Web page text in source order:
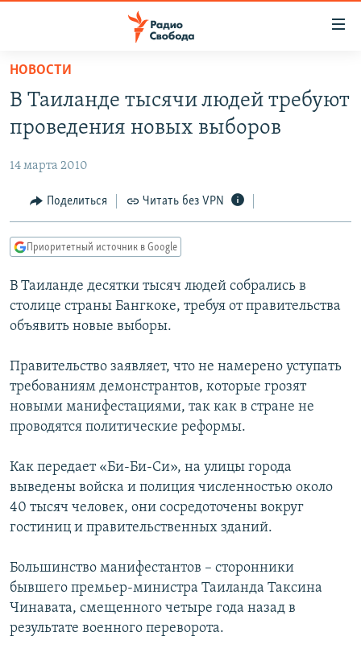
упрощенного
доступа
основному
Вернутся
главной
навигации
Вернутся
поиску
АВТОРСКИЕ ПРОЕКТЫ
ЦИТАТЫ СВОБОДЫ
МНЕНИЯ
IDEL.РЕАЛИИ
КАВКАЗ.РЕАЛИИ
СЕВЕР.РЕАЛИИ
РАСПИСАНИЕ ВЕЩАНИЯ
ПОДПИШИТЕСЬ НА РАССЫЛКУ
Все сайты РСЕ/РС
НОВОСТИ
В Таиланде тысячи людей требуют
проведения новых выборов
14 марта 2010
Поделиться Читать без VPN
Приоритетный источник в Google
В Таиланде десятки тысяч людей собрались в
столице страны Бангкоке, требуя от правительства
объявить новые выборы.
Правительство заявляет, что не намерено уступать
требованиям демонстрантов, которые грозят
новыми манифестациями, так как в стране не
проводятся политические реформы.
Как передает «Би-Би-Си», на улицы города
выведены войска и полиция численностью около
40 тысяч человек, они сосредоточены вокруг
гостиниц и правительственных зданий.
Большинство манифестантов – сторонники
бывшего премьер-министра Таиланда Таксина
Чинавата, смещенного четыре года назад в
результате военного переворота.